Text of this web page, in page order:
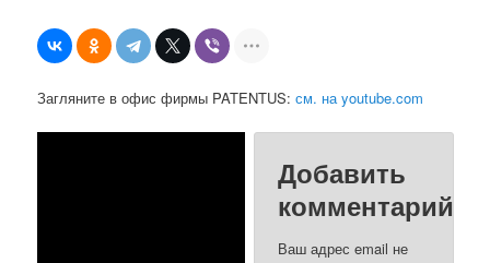
Загляните в офис фирмы PATENTUS:см. на youtube.com
Добавить
комментарий
Ваш адрес email не